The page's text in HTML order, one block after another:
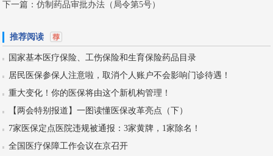
下一篇：仿制药品审批办法（局令第5号）
推荐阅读
国家基本医疗保险、工伤保险和生育保险药品目录
居民医保参保人注意啦，取消个人账户不会影响门诊待遇！
重大变化！你的医保将由这个新机构管理！
【两会特别报道】一图读懂医保改革亮点（下）
7家医保定点医院违规被通报：3家黄牌，1家除名！
全国医疗保障工作会议在京召开